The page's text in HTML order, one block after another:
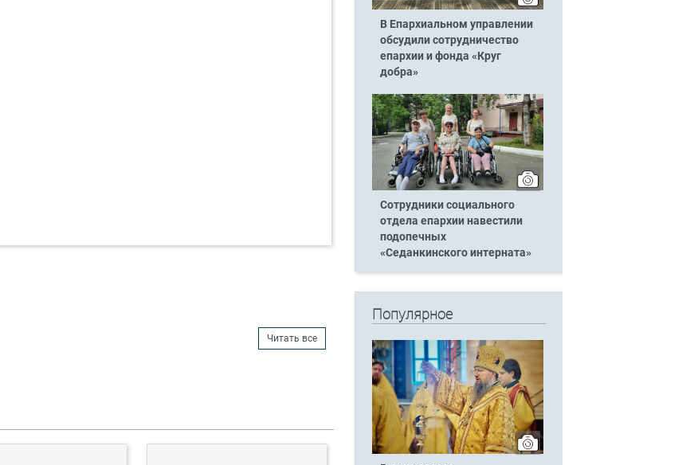
Читать все
В Епархиальном управлении
обсудили сотрудничество
епархии и фонда «Круг
добра»
Сотрудники социального
отдела епархии навестили
подопечных
«Седанкинского интерната»
Популярное